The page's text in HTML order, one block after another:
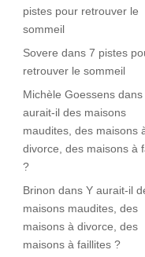
pistes pour retrouver le
sommeil
Sovere dans7 pistes
retrouver le sommeil
Michèle Goessens
aurait-il des maisons
maudites, des maisons
divorce, des maisons à
?
Brinon dansY aurait-il
maisons maudites, des
maisons à divorce, des
maisons à faillites ?